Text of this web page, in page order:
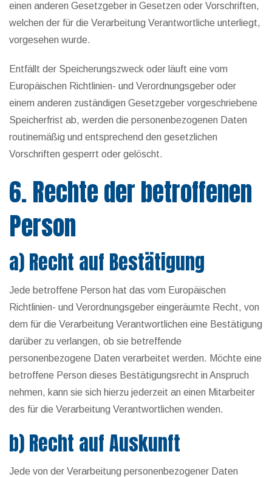
einen anderen Gesetzgeber in Gesetzen oder Vorschriften,
welchen der für die Verarbeitung Verantwortliche unterliegt,
vorgesehen wurde.
Entfällt der Speicherungszweck oder läuft eine vom
Europäischen Richtlinien- und Verordnungsgeber oder
einem anderen zuständigen Gesetzgeber vorgeschriebene
Speicherfrist ab, werden die personenbezogenen Daten
routinemäßig und entsprechend den gesetzlichen
Vorschriften gesperrt oder gelöscht.
6. Rechte der betroffenen
Person
a) Recht auf Bestätigung
Jede betroffene Person hat das vom Europäischen
Richtlinien- und Verordnungsgeber eingeräumte Recht, von
dem für die Verarbeitung Verantwortlichen eine Bestätigung
darüber zu verlangen, ob sie betreffende
personenbezogene Daten verarbeitet werden. Möchte eine
betroffene Person dieses Bestätigungsrecht in Anspruch
nehmen, kann sie sich hierzu jederzeit an einen Mitarbeiter
des für die Verarbeitung Verantwortlichen wenden.
b) Recht auf Auskunft
Jede von der Verarbeitung personenbezogener Daten